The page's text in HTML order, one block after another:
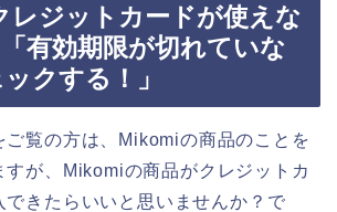
レジットカードが使えな
有効期限が切れていな
クする！」
ご覧の方は、Mikomiの商品のことを
すが、Mikomiの商品がクレジットカ
できたらいいと思いませんか？で